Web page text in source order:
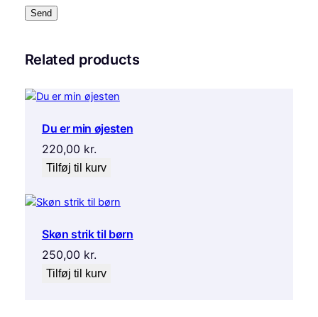
Related products
Du er min øjesten
220,00 kr.
Tilføj til kurv
Skøn strik til børn
250,00 kr.
Tilføj til kurv